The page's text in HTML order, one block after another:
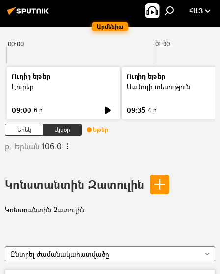
Արմենիա
ՀԱՅ
00:00 01:00
Ուղիղ եթեր
Լուրեր
09:00 6 ր
Ուղիղ եթեր
Մամուլի տեսություն
09:35 4 ր
Երեկ Այսօր Եթեր
ք. Երևան 106.0
Կոնստանտին Զատուլին
Կոնստանտին Զատուլին
Ընտրել ժամանակահատվածը